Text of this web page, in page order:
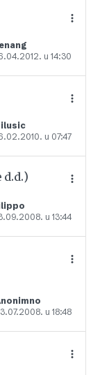
u 14:30
u 07:47
d.d.)
u 13:44
u 18:48